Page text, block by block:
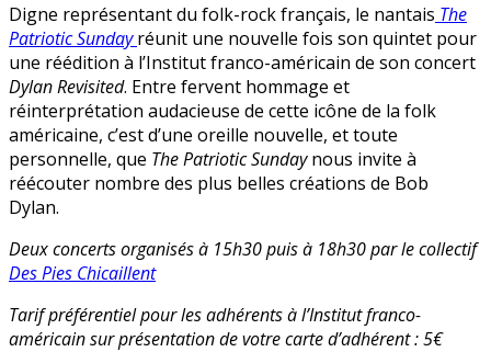
Digne représentant du folk-rock français, le nantais The
Patriotic Sundayréunit une nouvelle fois son quintet pour
une réédition à l’Institut franco-américain de son concert
Dylan Revisited. Entre fervent hommage et
réinterprétation audacieuse de cette icône de la folk
américaine, c’est d’une oreille nouvelle, et toute
personnelle, que The Patriotic Sundaynous invite à
réécouter nombre des plus belles créations de Bob
Dylan.
Deux concerts organisés à 15h30 puis à 18h30 par le collectif
Des Pies Chicaillent
Tarif préférentiel pour les adhérents à l’Institut franco-
américain sur présentation de votre carte d’adhérent : 5€